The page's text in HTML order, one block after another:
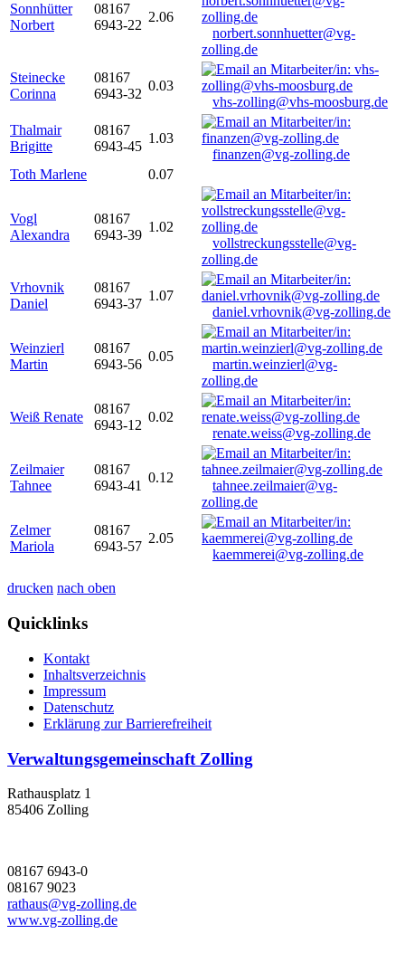
Sonnhütter
Norbert
08167
6943-22
2.06
norbert.sonnhuetter@vg-
zolling.de
Steinecke
Corinna
08167
6943-32
0.03
vhs-zolling@vhs-moosburg.de
Thalmair
Brigitte
08167
6943-45
1.03
finanzen@vg-zolling.de
Toth Marlene
0.07
Vogl
Alexandra
08167
6943-39
1.02
vollstreckungsstelle@vg-
zolling.de
Vrhovnik
Daniel
08167
6943-37
1.07
daniel.vrhovnik@vg-zolling.de
Weinzierl
Martin
08167
6943-56
0.05
martin.weinzierl@vg-
zolling.de
Weiß Renate
08167
6943-12
0.02
renate.weiss@vg-zolling.de
Zeilmaier
Tahnee
08167
6943-41
0.12
tahnee.zeilmaier@vg-
zolling.de
Zelmer
Mariola
08167
6943-57
2.05
kaemmerei@vg-zolling.de
drucken nach oben
Quicklinks
Kontakt
Inhaltsverzeichnis
Impressum
Datenschutz
Erklärung zur Barrierefreiheit
Verwaltungsgemeinschaft Zolling
Rathausplatz 1
85406 Zolling
08167 6943-0
08167 9023
rathaus@vg-zolling.de
www.vg-zolling.de